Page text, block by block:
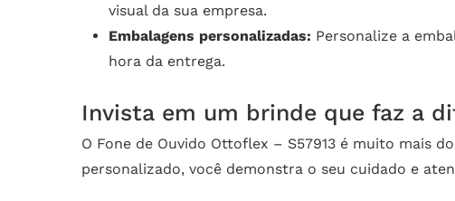
visual da sua empresa.
Embalagens personalizadas: Personalize a
hora da entrega.
Invista em um brinde que faz a
O Fone de Ouvido Ottoflex – S57913 é muito mais
personalizado, você demonstra o seu cuidado e